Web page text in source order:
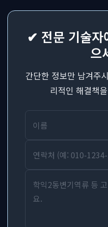
✔ 전문 기술자
으
간단한 정보만 남겨주
리적인 해결책